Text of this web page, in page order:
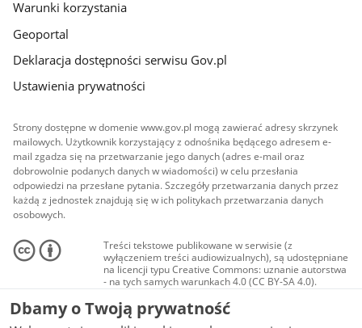
Warunki korzystania
Geoportal
Deklaracja dostępności serwisu Gov.pl
Ustawienia prywatności
Strony dostępne w domenie www.gov.pl mogą zawierać adresy skrzynek
mailowych. Użytkownik korzystający z odnośnika będącego adresem e-
mail zgadza się na przetwarzanie jego danych (adres e-mail oraz
dobrowolnie podanych danych w wiadomości) w celu przesłania
odpowiedzi na przesłane pytania. Szczegóły przetwarzania danych przez
każdą z jednostek znajdują się w ich politykach przetwarzania danych
osobowych.
Treści tekstowe publikowane w serwisie (z
wyłączeniem treści audiowizualnych), są udostępniane
na licencji typu Creative Commons: uznanie autorstwa
- na tych samych warunkach 4.0 (CC BY-SA 4.0).
Materiały audiowizualne, w tym zdjęcia, materiały
audio i wideo, są udostępniane na licencji typu
Creative Commons: uznanie autorstwa użycie
Dbamy o Twoją prywatność